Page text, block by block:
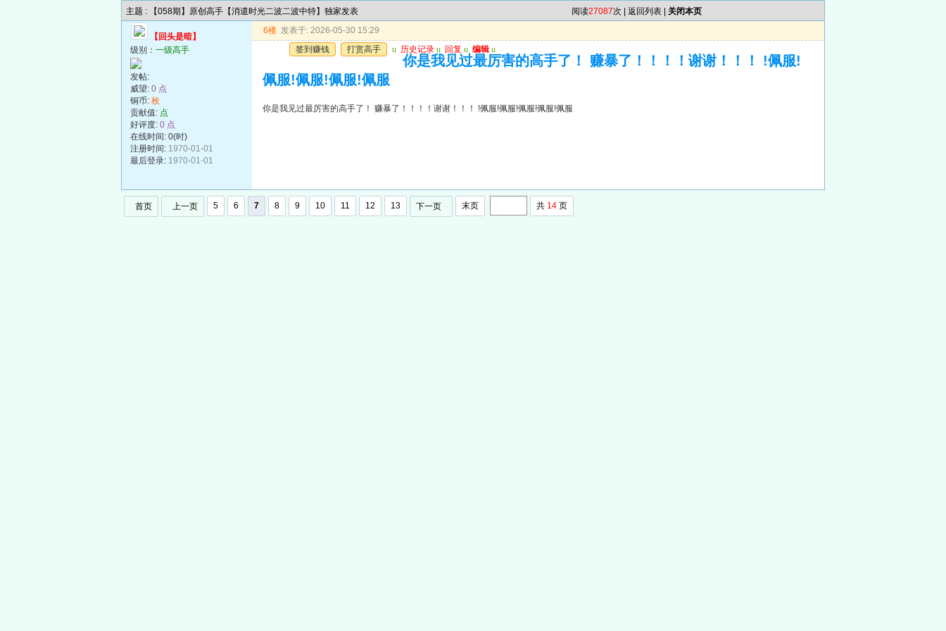
主题 : 【058期】原创高手【消遣时光二波二波中特】独家发表 阅读27087次 | 返回列表 关闭本页
【回头是暗】
级别： 一级高手
发帖:
威望: 0 点
铜币: 枚
贡献值: 点
好评度: 0 点
在线时间: 0(时)
注册时间: 1970-01-01
最后登录: 1970-01-01
6楼 发表于: 2026-05-30 15:29
签到赚钱
打赏高手 u 历史记录 u 回复 u 编辑 u
你是我见过最厉害的高手了！ 赚暴了！！！！谢谢！！！ !佩服!
佩服!佩服!佩服!佩服
你是我见过最厉害的高手了！ 赚暴了！！！！谢谢！！！ !佩服!佩服!佩服!佩服!佩服
首页 上一页 5 6 7 8 9 10 11 12 13 下一页 末页 共 14 页